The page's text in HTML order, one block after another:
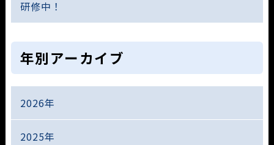
研修中！
年別アーカイブ
2026年
2025年